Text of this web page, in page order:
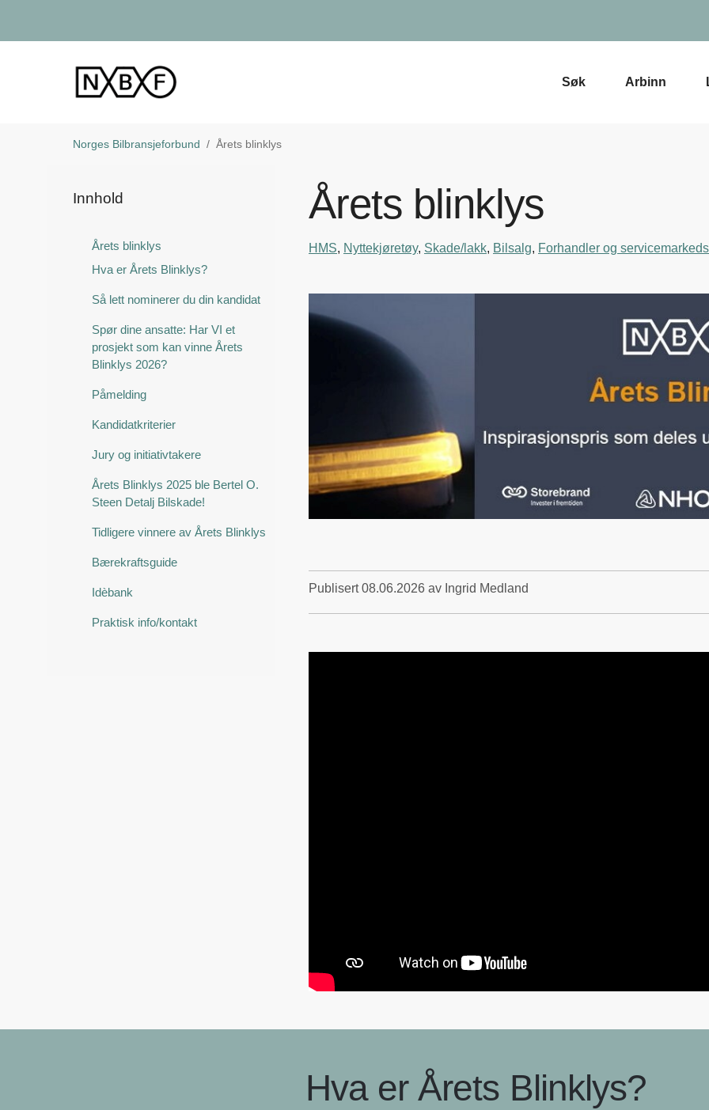
Søk Arbinn
Norges Bilbransjeforbund Årets blinklys
Innhold
Årets blinklys
Hva er Årets Blinklys?
Så lett nominerer du din kandidat
Spør dine ansatte: Har VI et
prosjekt som kan vinne Årets
Blinklys 2026?
Påmelding
Kandidatkriterier
Jury og initiativtakere
Årets Blinklys 2025 ble Bertel O.
Steen Detalj Bilskade!
Tidligere vinnere av Årets Blinklys
Bærekraftsguide
Idèbank
Praktisk info/kontakt
Årets blinklys
HMS, Nyttekjøretøy, Skade/lakk, Bilsalg, Forhandler og
Publisert08.06.2026 av Ingrid Medland
Hva er Årets Blinklys?